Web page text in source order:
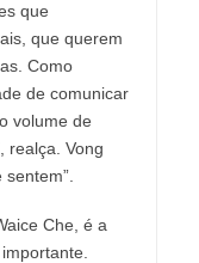
que
que querem
Como
de comunicar
volume de
realça. Vong
Che, é a